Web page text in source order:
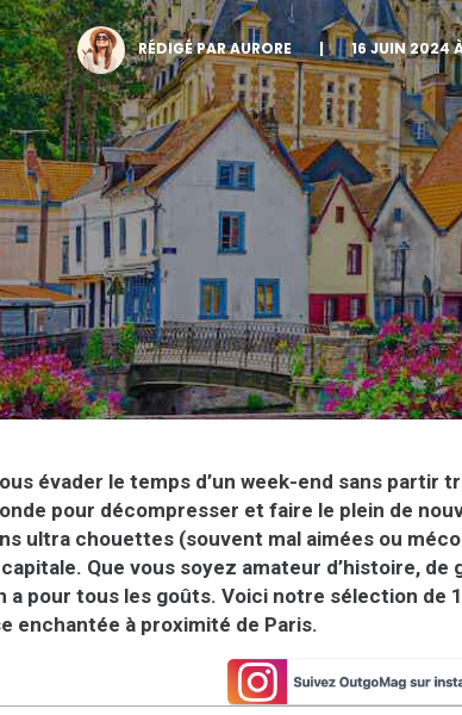
RÉDIGÉ PAR AURORE | 16 JUIN 2024
évader le temps d’un week-end sans partir
pour décompresser et faire le plein de
ultra chouettes (souvent mal aimées ou
Que vous soyez amateur d’histoire,
a pour tous les goûts. Voici notre sélection de
enchantée à proximité de Paris.